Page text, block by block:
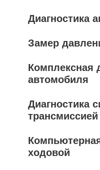
Диагностика
Замер
Комплексная
автомобиля
Диагностика
трансмиссией
ходовой